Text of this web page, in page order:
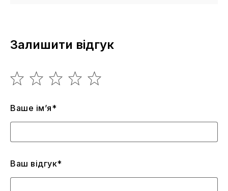
Залишити відгук
Ваше ім’я*
Ваш відгук*